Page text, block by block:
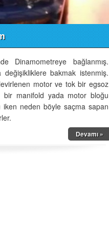
bağlanmış.
bakmak istenmiş.
motor ve tok bir egsoz
bir manifold yada motor bloğu
neden böyle saçma sapan
Devamı »